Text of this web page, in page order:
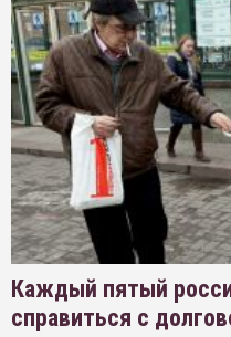
Каждый пятый
справиться с